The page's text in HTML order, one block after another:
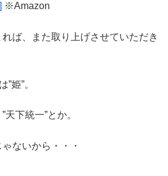
※Amazon
ば、また取り上げさせていただき
姫”。
下統一”とか。
ないから・・・